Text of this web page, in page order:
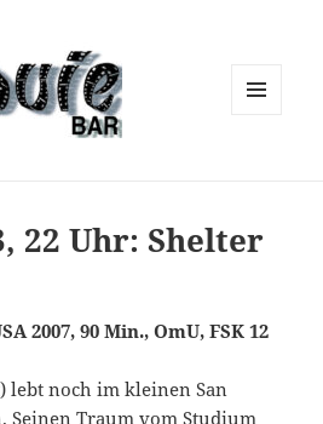
22 Uhr: Shelter
2007, 90 Min., OmU, FSK 12
lebt noch im kleinen San
Seinen Traum vom Studium